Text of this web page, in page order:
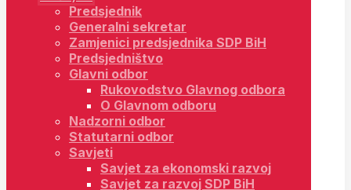
Predsjednik
Generalni sekretar
Zamjenici predsjednika SDP BiH
Predsjedništvo
Glavni odbor
Rukovodstvo Glavnog odbora
O Glavnom odboru
Nadzorni odbor
Statutarni odbor
Savjeti
Savjet za ekonomski razvoj
Savjet za razvoj SDP BiH